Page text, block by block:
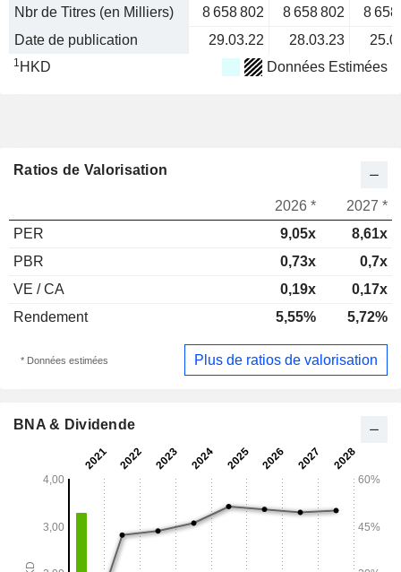
Nbr de Titres (en Milliers) 8 658 802 8 658 802
8 658
Date de publication
29.03.22 28.03.23
1 HKD Données Estimées
Ratios de Valorisation
2026 *
2027 *
PER
9,05x
8,61x
PBR
0,73x
0,7x
VE / CA
0,19x
0,17x
Rendement
5,55% 5,72%
* Données estimées Plus de ratios de valorisation
BNA & Dividende